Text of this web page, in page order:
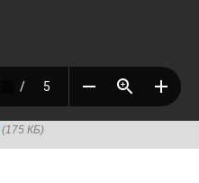
(175 КБ)